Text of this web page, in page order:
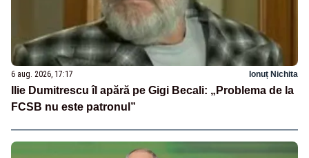
6 aug. 2026, 17:17 Ionuț Nichita
Ilie Dumitrescu îl apără pe Gigi Becali: „Problema de la
FCSB nu este patronul”